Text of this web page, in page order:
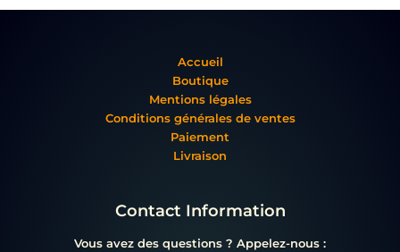
Accueil
Boutique
Mentions légales
Conditions générales de ventes
Paiement
Livraison
Contact Information
Vous avez des questions ? Appelez-nous :